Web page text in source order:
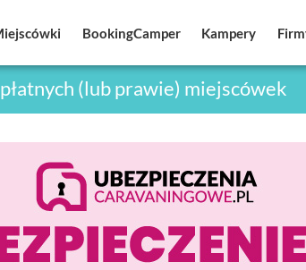
BookingCamper Kampery
(lub prawie) miejscówek
BookingCamper Kampery